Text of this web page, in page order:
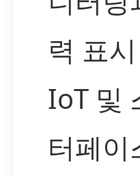
력 표
IoT 및
터페이